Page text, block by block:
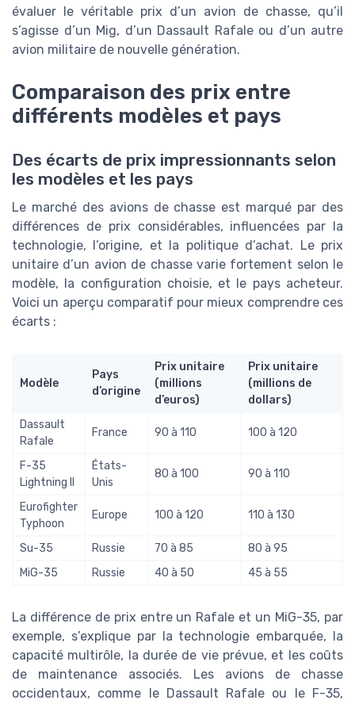
évaluer le véritable prix d’un avion de chasse, qu’il
s’agisse d’un Mig, d’un Dassault Rafale ou d’un autre
avion militaire de nouvelle génération.
Comparaison des prix entre
différents modèles et pays
Des écarts de prix impressionnants selon
les modèles et les pays
Le marché des avions de chasse est marqué par des
différences de prix considérables, influencées par la
technologie, l’origine, et la politique d’achat. Le prix
unitaire d’un avion de chasse varie fortement selon le
modèle, la configuration choisie, et le pays acheteur.
Voici un aperçu comparatif pour mieux comprendre ces
écarts :
Modèle
Pays
d’origine
Prix unitaire
(millions
d’euros)
Prix unitaire
(millions de
dollars)
Dassault
Rafale
France 90 à 110 100 à 120
F-35
Lightning II
États-
Unis
80 à 100 90 à 110
Eurofighter
Typhoon
Europe 100 à 120 110 à 130
Su-35 Russie 70 à 85
80 à 95
MiG-35
Russie 40 à 50 45 à 55
La différence de prix entre un Rafale et un MiG-35, par
exemple, s’explique par la technologie embarquée, la
capacité multirôle, la durée de vie prévue, et les coûts
de maintenance associés. Les avions de chasse
occidentaux, comme le Dassault Rafale ou le F-35,